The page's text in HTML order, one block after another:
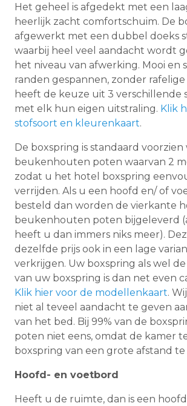
Het geheel is afgedekt met een
heerlijk zacht comfortschuim. De
afgewerkt met een dubbel doeks
waarbij heel veel aandacht wordt
het niveau van afwerking. Mooi en
randen gespannen, zonder rafelige
heeft de keuze uit 3 verschillende
met elk hun eigen uitstraling. Klik
stofsoort en kleurenkaart.
De boxspring is standaard voorzien
beukenhouten poten waarvan 2
zodat u het hotel boxspring
verrijden. Als u een hoofd en/ of
besteld dan worden de vierkante
beukenhouten poten bijgeleverd
heeft u dan immers niks meer).
dezelfde prijs ook in een lage
verkrijgen. Uw boxspring als wel
van uw boxspring is dan net even
Klik hier voor de modellenkaart.
niet al teveel aandacht te geven
van het bed. Bij 99% van de
poten niet eens, omdat de kamer
boxspring van een grote afstand
Hoofd- en voetbord
Heeft u de ruimte, dan is een